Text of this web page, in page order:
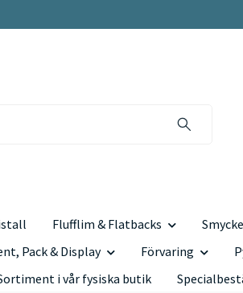
Flufflim & Flatbacks
Pack & Display Förvaring
i vår fysiska butik